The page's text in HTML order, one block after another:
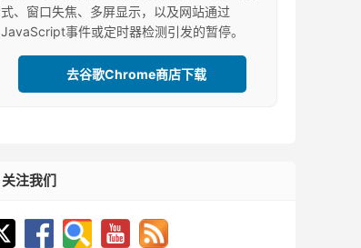
式、窗口失焦、多屏显示，以及网站通过
JavaScript事件或定时器检测引发的暂停。
去谷歌Chrome商店下载
关注我们